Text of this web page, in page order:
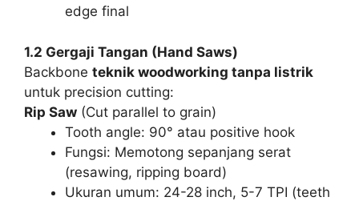
edge final
1.2 Gergaji Tangan (Hand Saws)
Backbone teknik woodworking tanpa listrik
untuk precision cutting:
Rip Saw (Cut parallel to grain)
Tooth angle: 90° atau positive hook
Fungsi: Memotong sepanjang serat
(resawing, ripping board)
Ukuran umum: 24-28 inch, 5-7 TPI (teeth